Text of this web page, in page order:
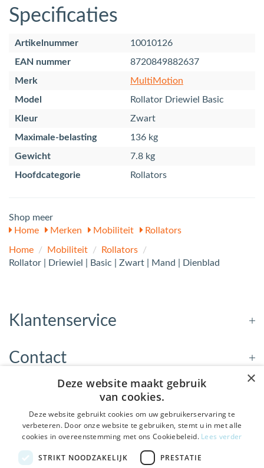
Specificaties
Artikelnummer
10010126
EAN nummer
8720849882637
Merk
MultiMotion
Model
Rollator Driewiel Basic
Kleur
Zwart
Maximale-belasting
136 kg
Gewicht
7.8 kg
Hoofdcategorie
Rollators
Shop meer
Home
Merken Mobiliteit Rollators
Home / Mobiliteit / Rollators
/
Rollator | Driewiel | Basic | Zwart | Mand | Dienblad
Klantenservice
Contact
Openingstijden
Nieuwsbrief
De Welzijnwinkel in je
inbox
×
Deze website maakt gebruik
van cookies.
Deze website gebruikt cookies om uw gebruikerservaring te
verbeteren. Door onze website te gebruiken, stemt u in met alle
cookies in overeenstemming met ons Cookiebeleid. Lees verder
STRIKT NOODZAKELIJK PRESTATIE